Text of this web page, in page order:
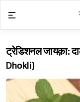
content
ट्रेडिशनल जायक़ा:
Dhokli)